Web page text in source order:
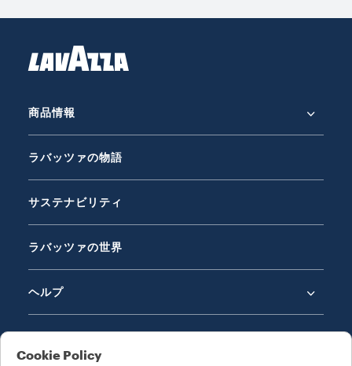
商品情報
ラバッツァの物語
サステナビリティ
ラバッツァの世界
ヘルプ
Cookie Policy